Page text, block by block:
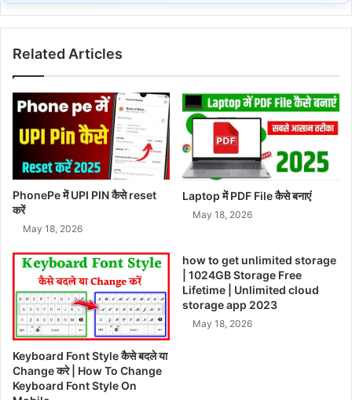
Related Articles
PhonePe में UPI PIN कैसे reset
करें
May 18, 2026
Laptop में PDF File कैसे बनाएं
May 18, 2026
Keyboard Font Style कैसे बदले या
Change करे | How To Change
Keyboard Font Style On
how to get unlimited storage
| 1024GB Storage Free
Lifetime | Unlimited cloud
storage app 2023
May 18, 2026